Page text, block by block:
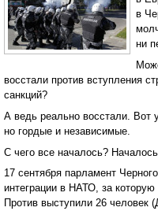
в
ни
восстали против вступления
санкций?
А ведь реально восстали. Вот
но гордые и независимые.
С чего все началось?
17 сентября парламент
интеграции в НАТО, за которую
Против выступили 26 человек